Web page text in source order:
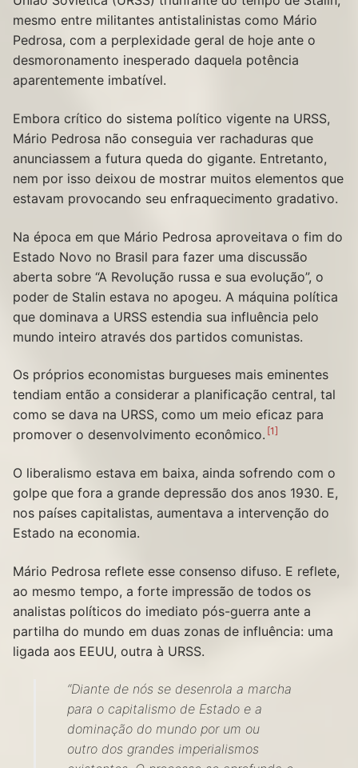
mesmo entre militantes antistalinistas como Mário
Pedrosa, com a perplexidade geral de hoje ante o
desmoronamento inesperado daquela potência
aparentemente imbatível.
Embora crítico do sistema político vigente na URSS,
Mário Pedrosa não conseguia ver rachaduras que
anunciassem a futura queda do gigante. Entretanto,
nem por isso deixou de mostrar muitos elementos que
estavam provocando seu enfraquecimento gradativo.
Na época em que Mário Pedrosa aproveitava o fim do
Estado Novo no Brasil para fazer uma discussão
aberta sobre “A Revolução russa e sua evolução”, o
poder de Stalin estava no apogeu. A máquina política
que dominava a URSS estendia sua influência pelo
mundo inteiro através dos partidos comunistas.
Os próprios economistas burgueses mais eminentes
tendiam então a considerar a planificação central, tal
como se dava na URSS, como um meio eficaz para
promover o desenvolvimento econômico. 1
O liberalismo estava em baixa, ainda sofrendo com o
golpe que fora a grande depressão dos anos 1930. E,
nos países capitalistas, aumentava a intervenção do
Estado na economia.
Mário Pedrosa reflete esse consenso difuso. E reflete,
ao mesmo tempo, a forte impressão de todos os
analistas políticos do imediato pós-guerra ante a
partilha do mundo em duas zonas de influência: uma
ligada aos EEUU, outra à URSS.
“Diante de nós se desenrola a marcha
para o capitalismo de Estado e a
dominação do mundo por um ou
outro dos grandes imperialismos